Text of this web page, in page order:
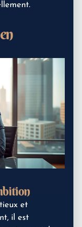
et
il est